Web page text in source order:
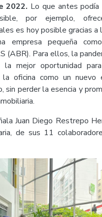
2022. Lo que antes podía
por ejemplo,
es hoy posible gracias a
empresa pequeña
(ABR). Para ellos, la
la mejor oportunidad
oficina como un nuevo
sin perder la esencia y
Juan Diego Restrepo
de sus 11